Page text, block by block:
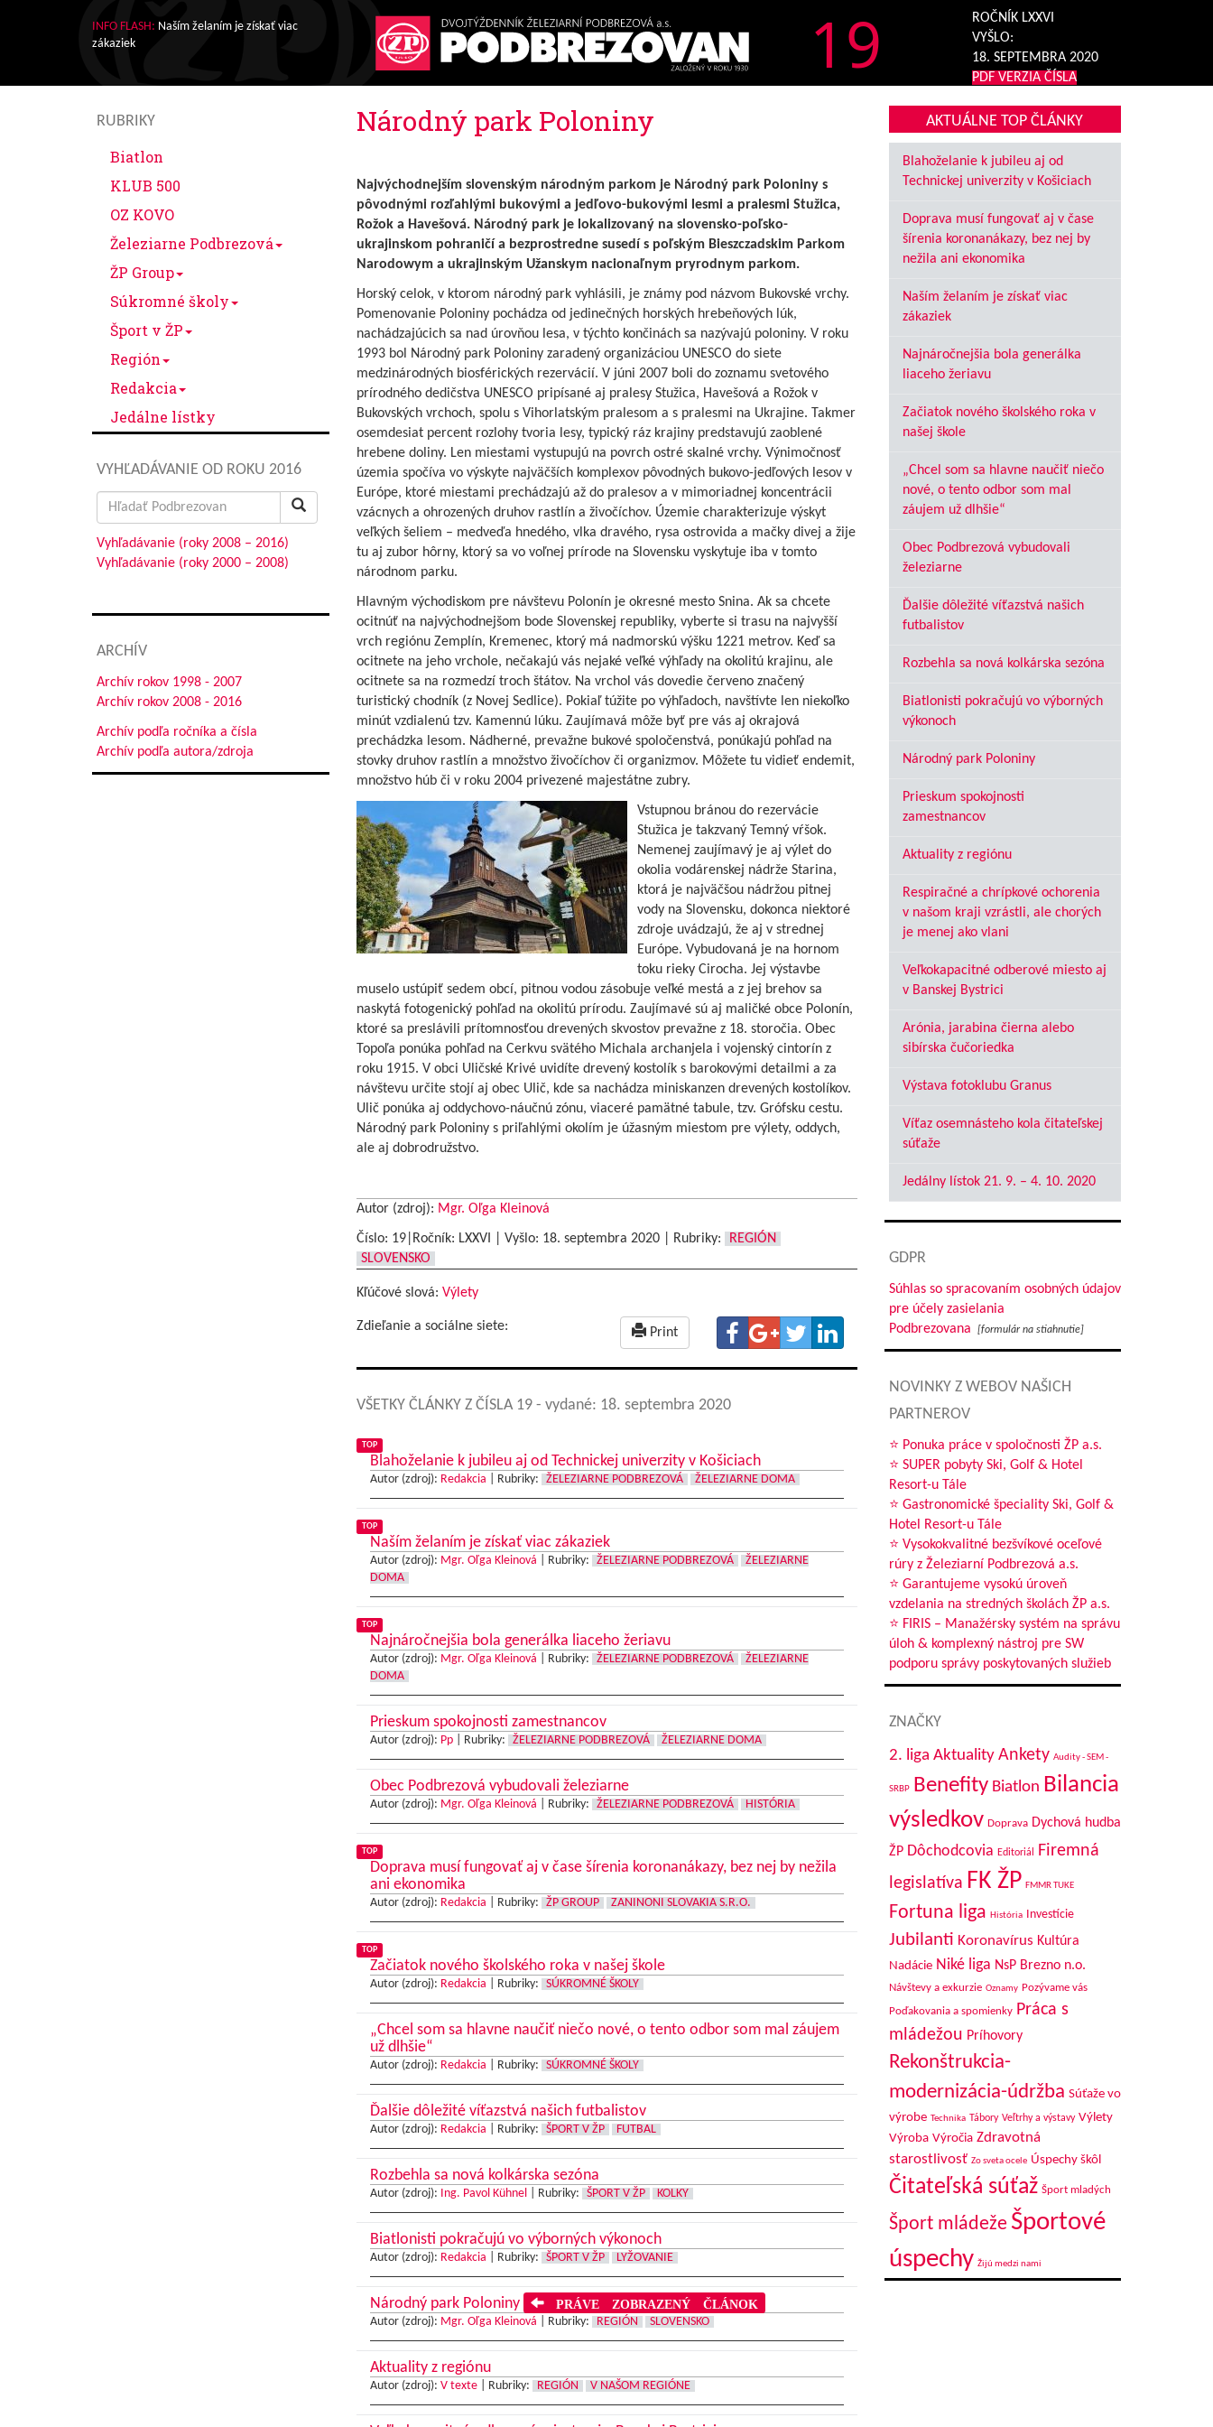
INFO FLASH: Naším želaním je získať viac
zákaziek
19
ROČNÍK LXXVI
VYŠLO:
18. SEPTEMBRA 2020
PDF VERZIA ČÍSLA
RUBRIKY
Biatlon
KLUB 500
OZ KOVO
Železiarne Podbrezová
ŽP Group
Súkromné školy
Šport v ŽP
Región
Redakcia
Jedálne lístky
VYHĽADÁVANIE OD ROKU 2016
Search
for:
Vyhľadávanie (roky 2008 – 2016)
Vyhľadávanie (roky 2000 – 2008)
ARCHÍV
Archív rokov 1998 - 2007
Archív rokov 2008 - 2016
Archív podľa ročníka a čísla
Archív podľa autora/zdroja
Národný park Poloniny
Najvýchodnejším slovenským národným parkom je Národný park Poloniny s
pôvodnými rozľahlými bukovými a jedľovo-bukovými lesmi a pralesmi Stužica,
Rožok a Havešová. Národný park je lokalizovaný na slovensko-poľsko-
ukrajinskom pohraničí a bezprostredne susedí s poľským Bieszczadskim Parkom
Narodowym a ukrajinským Užanskym nacionaľnym pryrodnym parkom.
Horský celok, v ktorom národný park vyhlásili, je známy pod názvom Bukovské vrchy.
Pomenovanie Poloniny pochádza od jedinečných horských hrebeňových lúk,
nachádzajúcich sa nad úrovňou lesa, v týchto končinách sa nazývajú poloniny. V roku
1993 bol Národný park Poloniny zaradený organizáciou UNESCO do siete
medzinárodných biosférických rezervácií. V júni 2007 boli do zoznamu svetového
prírodného dedičstva UNESCO pripísané aj pralesy Stužica, Havešová a Rožok v
Bukovských vrchoch, spolu s Vihorlatským pralesom a s pralesmi na Ukrajine. Takmer
osemdesiat percent rozlohy tvoria lesy, typický ráz krajiny predstavujú zaoblené
hrebene doliny. Len miestami vystupujú na povrch ostré skalné vrchy. Výnimočnosť
územia spočíva vo výskyte najväčších komplexov pôvodných bukovo-jedľových lesov v
Európe, ktoré miestami prechádzajú až do pralesov a v mimoriadnej koncentrácii
vzácnych a ohrozených druhov rastlín a živočíchov. Územie charakterizuje výskyt
veľkých šeliem – medveďa hnedého, vlka dravého, rysa ostrovida a mačky divej a žije
tu aj zubor hôrny, ktorý sa vo voľnej prírode na Slovensku vyskytuje iba v tomto
národnom parku.
Hlavným východiskom pre návštevu Polonín je okresné mesto Snina. Ak sa chcete
ocitnúť na najvýchodnejšom bode Slovenskej republiky, vyberte si trasu na najvyšší
vrch regiónu Zemplín, Kremenec, ktorý má nadmorskú výšku 1221 metrov. Keď sa
ocitnete na jeho vrchole, nečakajú vás nejaké veľké výhľady na okolitú krajinu, ale
ocitnete sa na rozmedzí troch štátov. Na vrchol vás dovedie červeno značený
turistický chodník (z Novej Sedlice). Pokiaľ túžite po výhľadoch, navštívte len niekoľko
minút vzdialenú tzv. Kamennú lúku. Zaujímavá môže byť pre vás aj okrajová
prechádzka lesom. Nádherné, prevažne bukové spoločenstvá, ponúkajú pohľad na
stovky druhov rastlín a množstvo živočíchov či organizmov. Môžete tu vidieť endemit,
množstvo húb či v roku 2004 privezené majestátne zubry.
Vstupnou bránou do rezervácie
Stužica je takzvaný Temný vŕšok.
Nemenej zaujímavý je aj výlet do
okolia vodárenskej nádrže Starina,
ktorá je najväčšou nádržou pitnej
vody na Slovensku, dokonca niektoré
zdroje uvádzajú, že aj v strednej
Európe. Vybudovaná je na hornom
toku rieky Cirocha. Jej výstavbe
muselo ustúpiť sedem obcí, pitnou vodou zásobuje veľké mestá a z jej brehov sa
naskytá fotogenický pohľad na okolitú prírodu. Zaujímavé sú aj maličké obce Polonín,
ktoré sa preslávili prítomnosťou drevených skvostov prevažne z 18. storočia. Obec
Topoľa ponúka pohľad na Cerkvu svätého Michala archanjela i vojenský cintorín z
roku 1915. V obci Uličské Krivé uvidíte drevený kostolík s barokovými detailmi a za
návštevu určite stojí aj obec Ulič, kde sa nachádza miniskanzen drevených kostolíkov.
Ulič ponúka aj oddychovo-náučnú zónu, viaceré pamätné tabule, tzv. Grófsku cestu.
Národný park Poloniny s priľahlými okolím je úžasným miestom pre výlety, oddych,
ale aj dobrodružstvo.
Autor (zdroj): Mgr. Oľga Kleinová
Číslo: 19|Ročník: LXXVI | Vyšlo: 18. septembra 2020| Rubriky:
REGIÓN
SLOVENSKO
Kľúčové slová: Výlety
Zdieľanie a sociálne siete: Print
VŠETKY ČLÁNKY Z ČÍSLA 19 - vydané: 18. septembra 2020
TOP
Blahoželanie k jubileu aj od Technickej univerzity v Košiciach
Autor (zdroj): Redakcia Rubriky: ŽELEZIARNE PODBREZOVÁ ŽELEZIARNE DOMA
TOP
Naším želaním je získať viac zákaziek
Autor (zdroj): Mgr. Oľga Kleinová Rubriky: ŽELEZIARNE PODBREZOVÁ
ŽELEZIARNE
DOMA
TOP
Najnáročnejšia bola generálka liaceho žeriavu
Autor (zdroj): Mgr. Oľga Kleinová Rubriky: ŽELEZIARNE PODBREZOVÁ
ŽELEZIARNE
DOMA
Prieskum spokojnosti zamestnancov
Autor (zdroj): Pp| Rubriky: ŽELEZIARNE PODBREZOVÁ ŽELEZIARNE DOMA
Obec Podbrezová vybudovali železiarne
Autor (zdroj): Mgr. Oľga Kleinová Rubriky: ŽELEZIARNE PODBREZOVÁ HISTÓRIA
TOP
Doprava musí fungovať aj v čase šírenia koronanákazy, bez nej by nežila
ani ekonomika
Autor (zdroj): Redakcia Rubriky: ŽP GROUP ZANINONI SLOVAKIA S.R.O.
TOP
Začiatok nového školského roka v našej škole
Autor (zdroj): Redakcia Rubriky: SÚKROMNÉ ŠKOLY
„Chcel som sa hlavne naučiť niečo nové, o tento odbor som mal záujem
už dlhšie“
Autor (zdroj): Redakcia Rubriky: SÚKROMNÉ ŠKOLY
Ďalšie dôležité víťazstvá našich futbalistov
Autor (zdroj): Redakcia Rubriky: ŠPORT V ŽP FUTBAL
Rozbehla sa nová kolkárska sezóna
Autor (zdroj): Ing. Pavol Kühnel Rubriky: ŠPORT V ŽP KOLKY
Biatlonisti pokračujú vo výborných výkonoch
Autor (zdroj): Redakcia Rubriky: ŠPORT V ŽP LYŽOVANIE
Národný park Poloniny PRÁVE ZOBRAZENÝ ČLÁNOK
Autor (zdroj): Mgr. Oľga Kleinová Rubriky: REGIÓN SLOVENSKO
Aktuality z regiónu
Autor (zdroj): V texte| Rubriky: REGIÓN V NAŠOM REGIÓNE
AKTUÁLNE TOP ČLÁNKY
Blahoželanie k jubileu aj od
Technickej univerzity v Košiciach
Doprava musí fungovať aj v čase
šírenia koronanákazy, bez nej by
nežila ani ekonomika
Naším želaním je získať viac
zákaziek
Najnáročnejšia bola generálka
liaceho žeriavu
Začiatok nového školského roka v
našej škole
„Chcel som sa hlavne naučiť niečo
nové, o tento odbor som mal
záujem už dlhšie“
Obec Podbrezová vybudovali
železiarne
Ďalšie dôležité víťazstvá našich
futbalistov
Rozbehla sa nová kolkárska sezóna
Biatlonisti pokračujú vo výborných
výkonoch
Národný park Poloniny
Prieskum spokojnosti
zamestnancov
Aktuality z regiónu
Respiračné a chrípkové ochorenia
v našom kraji vzrástli, ale chorých
je menej ako vlani
Veľkokapacitné odberové miesto aj
v Banskej Bystrici
Arónia, jarabina čierna alebo
sibírska čučoriedka
Výstava fotoklubu Granus
Víťaz osemnásteho kola čitateľskej
súťaže
Jedálny lístok 21. 9. – 4. 10. 2020
GDPR
Súhlas so spracovaním osobných údajov
pre účely zasielania
Podbrezovana
[formulár na stiahnutie]
NOVINKY Z WEBOV NAŠICH
PARTNEROV
⭐ Ponuka práce v spoločnosti ŽP a.s.
⭐ SUPER pobyty Ski, Golf & Hotel
Resort-u Tále
⭐ Gastronomické špeciality Ski, Golf &
Hotel Resort-u Tále
⭐ Vysokokvalitné bezšvíkové oceľové
rúry z Železiarní Podbrezová a.s.
⭐ Garantujeme vysokú úroveň
vzdelania na stredných školách ŽP a.s.
⭐ FIRIS – Manažérsky systém na správu
úloh & komplexný nástroj pre SW
podporu správy poskytovaných služieb
ZNAČKY
2. liga Aktuality Ankety Audity - SEM -
SRBP Benefity Biatlon Bilancia
výsledkov Doprava Dychová hudba
ŽP Dôchodcovia Editoriál
Firemná
legislatíva FK ŽP FMMR TUKE
Fortuna liga História Investície
Jubilanti Koronavírus Kultúra
Nadácie Niké liga NsP Brezno n.o.
Návštevy a exkurzie Oznamy Pozývame vás
Poďakovania a spomienky Práca s
mládežou Príhovory
Rekonštrukcia-
modernizácia-údržba Súťaže vo
výrobe Technika Tábory Veľtrhy a výstavy Výlety
Výroba Výročia Zdravotná
starostlivosť Zo sveta ocele Úspechy škôl
Čitateľská súťaž Šport mladých
Šport mládeže Športové
úspechy Žijú medzi nami